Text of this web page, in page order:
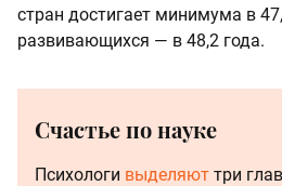
стран достигает минимума в
развивающихся — в 48,2 года.
Счастье по науке
Психологи выделяют три